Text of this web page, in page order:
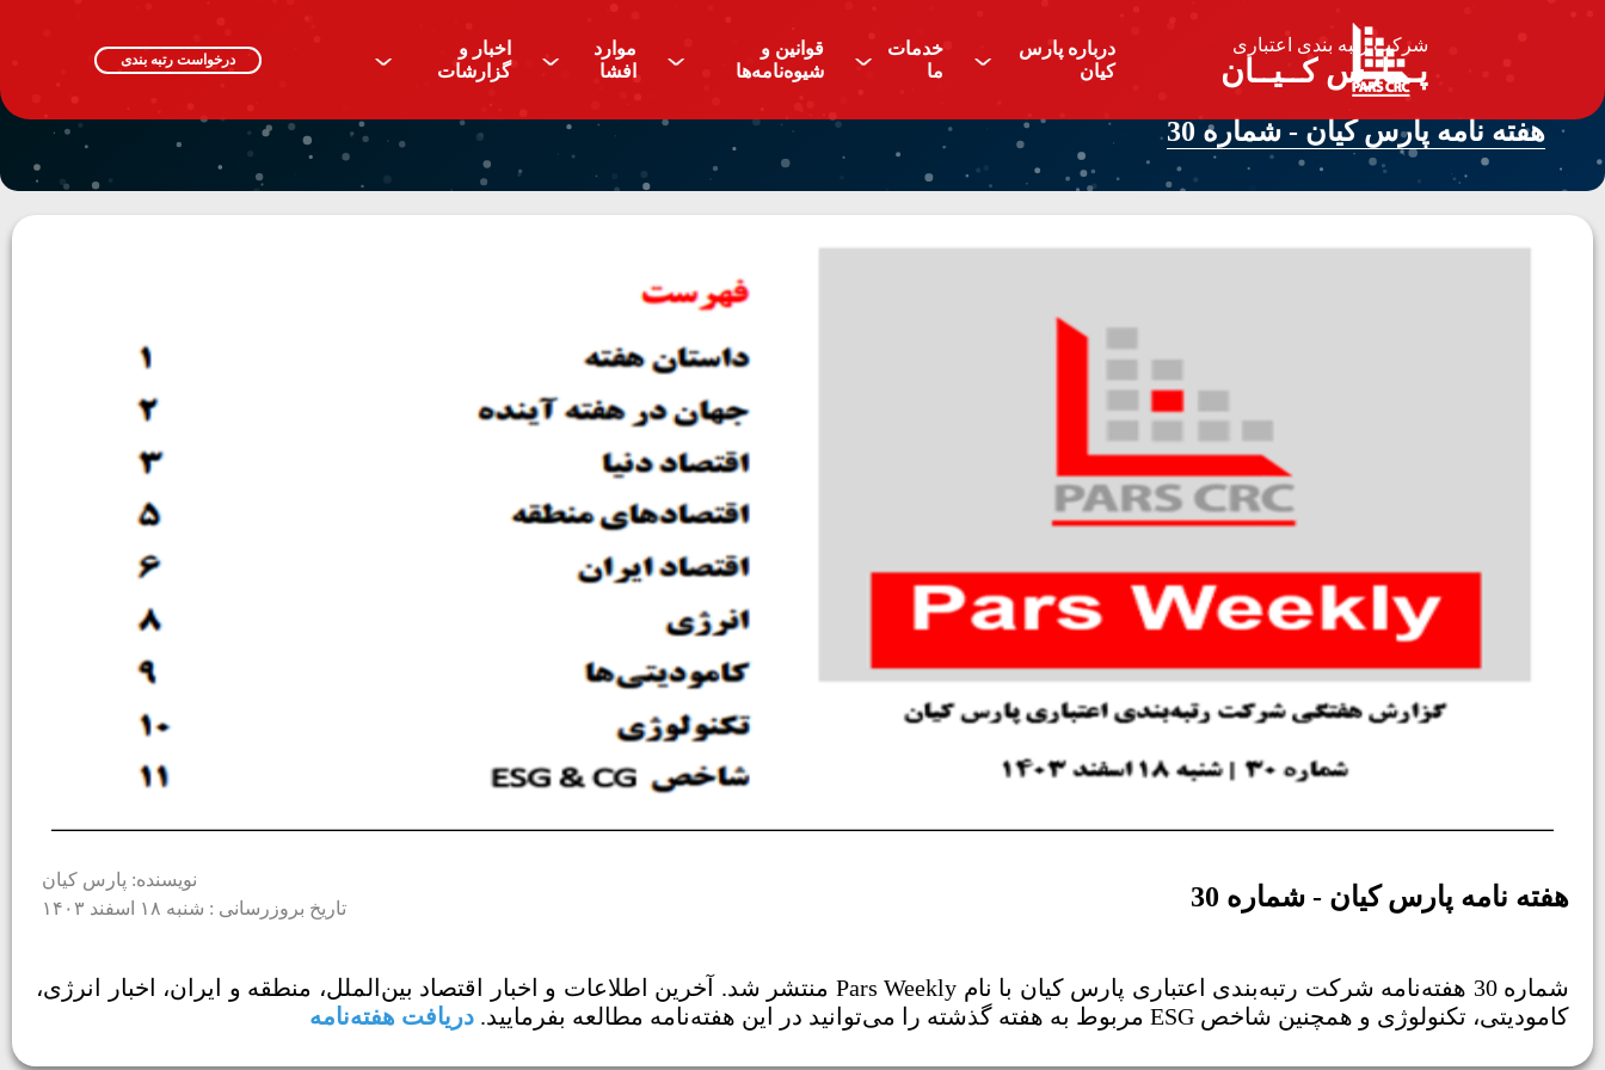
شرکت رتبه بندی اعتباری
پـــارس کــیــان
درباره پارس
کیان
^
خدمات
ما
^
قوانین و
شیوه‌نامه‌ها
^
موارد
افشا
^
اخبار و
گزارشات
^ درخواست رتبه بندی
هفته نامه پارس کیان - شماره 30
هفته نامه پارس کیان - شماره 30
نویسنده: پارس کیان
تاریخ بروزرسانی : شنبه ۱۸ اسفند ۱۴۰۳
شماره 30 هفته‌نامه شرکت رتبه‌بندی اعتباری پارس کیان با نام Pars Weekly منتشر شد. آخرین اطلاعات و اخبار اقتصاد بین‌الملل، منطقه و ایران، اخبار انرژی،
کامودیتی، تکنولوژی و همچنین شاخص ESG مربوط به هفته گذشته را می‌توانید در این هفته‌نامه مطالعه بفرمایید.
دریافت هفته‌نامه